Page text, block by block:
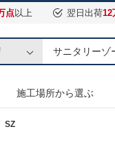
点以上 翌日出荷12
施工場所から選ぶ
SZ